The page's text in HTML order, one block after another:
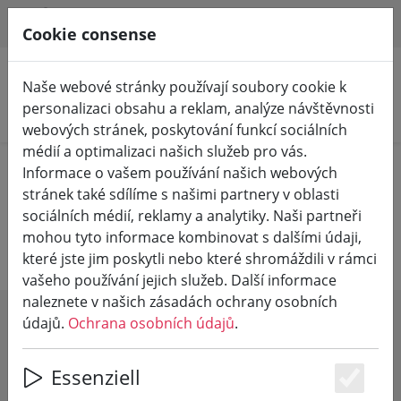
Hledat produkty
Home Šumivé víno & Secco
Šumivé víno & Secco z Ahr
SHOW FILTERS
Cookie consense
Naše webové stránky používají soubory cookie k
personalizaci obsahu a reklam, analýze návštěvnosti
webových stránek, poskytování funkcí sociálních
médií a optimalizaci našich služeb pro vás.
Informace o vašem používání našich webových
stránek také sdílíme s našimi partnery v oblasti
sociálních médií, reklamy a analytiky. Naši partneři
mohou tyto informace kombinovat s dalšími údaji,
které jste jim poskytli nebo které shromáždili v rámci
vašeho používání jejich služeb. Další informace
naleznete v našich zásadách ochrany osobních
údajů. Ochrana osobních údajů.
Essenziell